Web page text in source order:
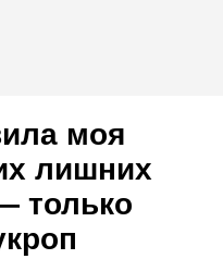
моя
лишних
только